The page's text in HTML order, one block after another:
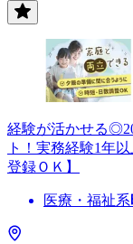
経験が活かせる
ト！実務経験1年
登録ＯＫ】
医療・福祉系